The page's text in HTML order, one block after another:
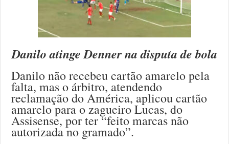
Danilo atinge Denner na disputa de bola
Danilo não recebeu cartão amarelo pela
falta, mas o árbitro, atendendo
reclamação do América, aplicou cartão
amarelo para o zagueiro Lucas, do
Assisense, por ter “feito marcas não
autorizada no gramado”.